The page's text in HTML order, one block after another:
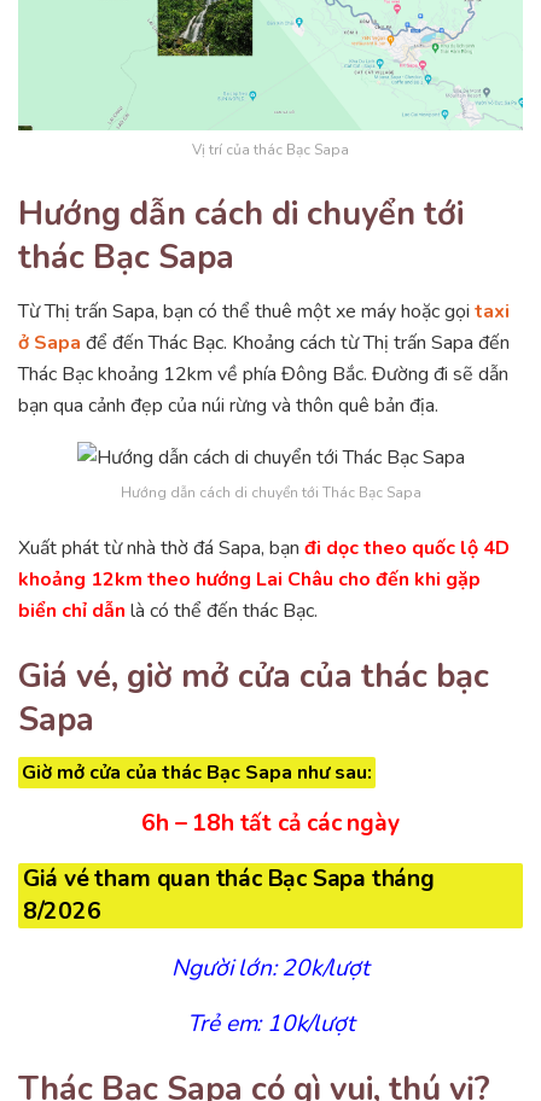
Vị trí của thác Bạc Sapa
Hướng dẫn cách di chuyển tới
thác Bạc Sapa
Từ Thị trấn Sapa, bạn có thể thuê một xe máy hoặc gọi taxi
ở Sapa để đến Thác Bạc. Khoảng cách từ Thị trấn Sapa đến
Thác Bạc khoảng 12km về phía Đông Bắc. Đường đi sẽ dẫn
bạn qua cảnh đẹp của núi rừng và thôn quê bản địa.
Hướng dẫn cách di chuyển tới Thác Bạc Sapa
Xuất phát từ nhà thờ đá Sapa, bạn đi dọc theo quốc lộ 4D
khoảng 12km theo hướng Lai Châu cho đến khi gặp
biển chỉ dẫn là có thể đến thác Bạc.
Giá vé, giờ mở cửa của thác bạc
Sapa
Giờ mở cửa của thác Bạc Sapa như sau:
6h – 18h tất cả các ngày
Giá vé tham quan thác Bạc Sapa tháng
8/2026
Người lớn: 20k/lượt
Trẻ em: 10k/lượt
Thác Bạc Sapa có gì vui, thú vị?